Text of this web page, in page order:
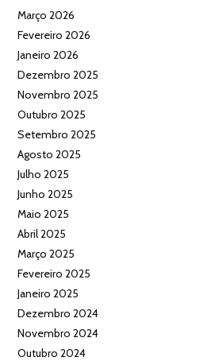
Março 2026
Fevereiro 2026
Janeiro 2026
Dezembro 2025
Novembro 2025
Outubro 2025
Setembro 2025
Agosto 2025
Julho 2025
Junho 2025
Maio 2025
Abril 2025
Março 2025
Fevereiro 2025
Janeiro 2025
Dezembro 2024
Novembro 2024
Outubro 2024